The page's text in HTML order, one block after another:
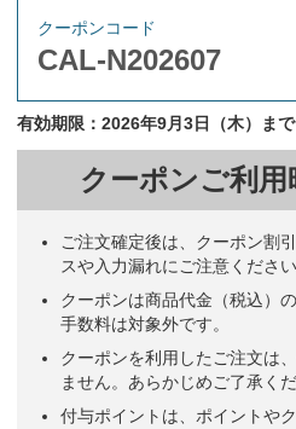
クーポンコード
CAL-N202607
有効期限：2026年9月3日（木）まで
クーポンご利
ご注文確定後は、クーポン割
スや入力漏れにご注意ください
クーポンは商品代金（税込）
手数料は対象外です。
クーポンを利用したご注文は
ません。あらかじめご了承くだ
付与ポイントは、ポイントや